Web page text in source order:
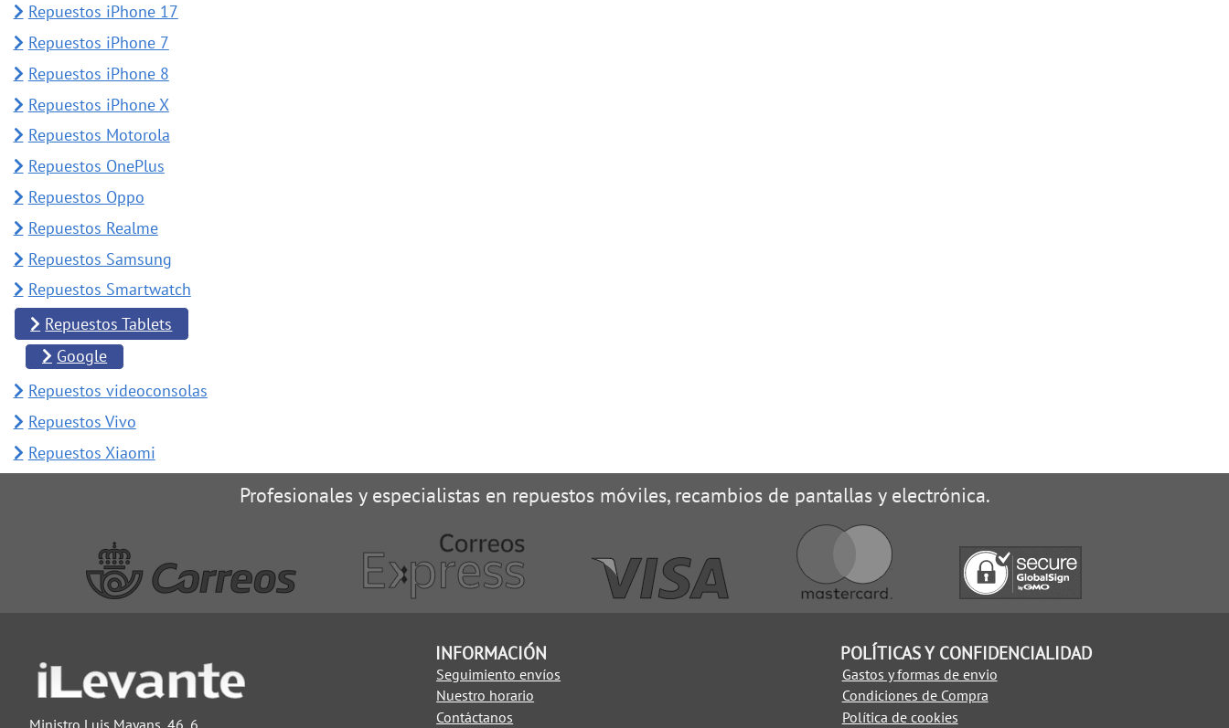
Repuestos iPhone 17
Repuestos iPhone 7
Repuestos iPhone 8
Repuestos iPhone X
Repuestos Motorola
Repuestos OnePlus
Repuestos Oppo
Repuestos Realme
Repuestos Samsung
Repuestos Smartwatch
Repuestos Tablets
Google
Repuestos videoconsolas
Repuestos Vivo
Repuestos Xiaomi
Profesionales y especialistas en repuestos móviles, recambios de pantallas y electrónica.
Ministro Luis Mayans, 46, 6
INFORMACIÓN
Seguimiento envíos
Nuestro horario
Contáctanos
POLÍTICAS Y CONFIDENCIALIDAD
Gastos y formas de envio
Condiciones de Compra
Política de cookies